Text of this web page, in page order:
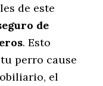
de este
de
. Esto
perro cause
el